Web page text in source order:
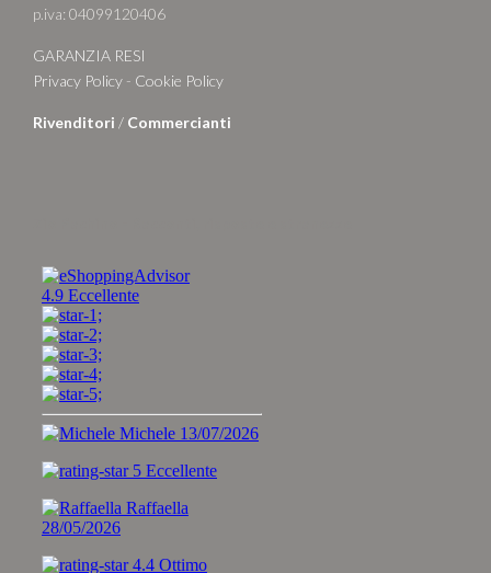
p.iva: 04099120406
GARANZIA RESI
Privacy Policy - Cookie Policy
Rivenditori / Commercianti